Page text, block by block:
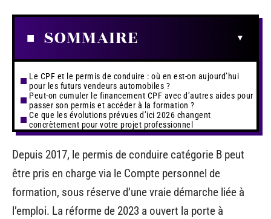
SOMMAIRE
Le CPF et le permis de conduire : où en est-on aujourd’hui
pour les futurs vendeurs automobiles ?
Peut-on cumuler le financement CPF avec d’autres aides pour
passer son permis et accéder à la formation ?
Ce que les évolutions prévues d’ici 2026 changent
concrètement pour votre projet professionnel
Depuis 2017, le permis de conduire catégorie B peut
être pris en charge via le Compte personnel de
formation, sous réserve d’une vraie démarche liée à
l’emploi. La réforme de 2023 a ouvert la porte à